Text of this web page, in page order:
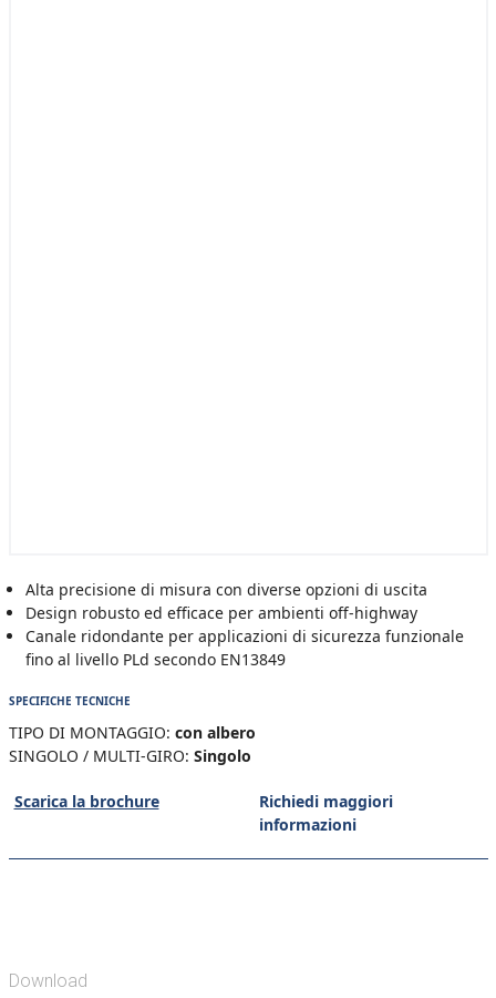
Alta precisione di misura con diverse opzioni di uscita
Design robusto ed efficace per ambienti off-highway
Canale ridondante per applicazioni di sicurezza funzionale
fino al livello PLd secondo EN13849
SPECIFICHE TECNICHE
TIPO DI MONTAGGIO: con albero
SINGOLO / MULTI-GIRO: Singolo
Scarica la brochure
Richiedi maggiori
informazioni
Download